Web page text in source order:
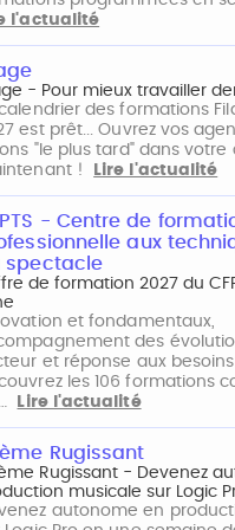
l'actualité
- Pour mieux travailler
calendrier des formations
est prêt... Ouvrez vos
"le plus tard" dans votre
!
Lire l'actualité
- Centre de
aux
spectacle
de formation 2027 du
et fondamentaux,
des
et réponse aux
les 106 formations
Lire l'actualité
Rugissant
Rugissant - Devenez
musicale sur Logic
autonome en